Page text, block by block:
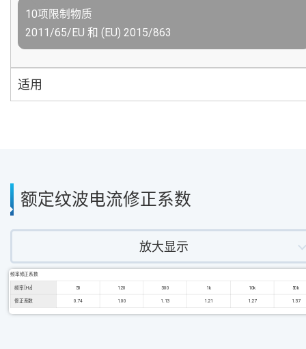
10项限制物质
2011/65/EU 和 (EU) 2015/863
适用
额定纹波电流修正系数
放大显示
频率修正系数
频率 [Hz] 50 120 300 1k 10k 50k
修正系数 0.74 1.00 1.13 1.21 1.27 1.37